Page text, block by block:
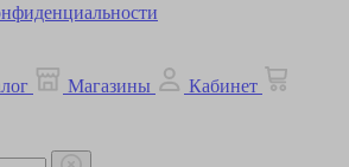
Магазины
Кабинет